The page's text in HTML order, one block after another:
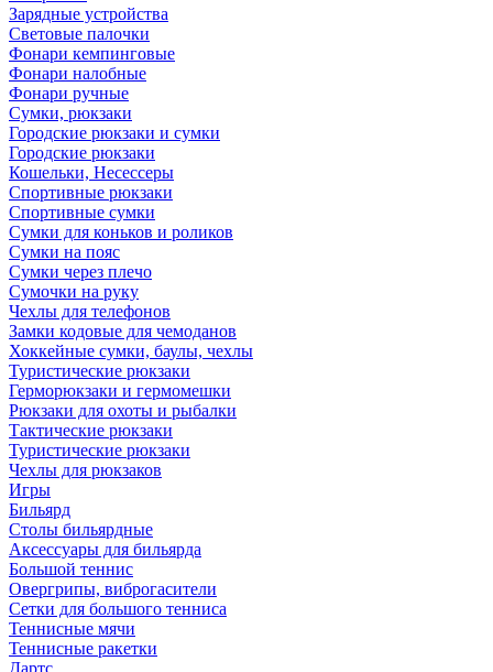
Зарядные устройства
Световые палочки
Фонари кемпинговые
Фонари налобные
Фонари ручные
Сумки, рюкзаки
Городские рюкзаки и сумки
Городские рюкзаки
Кошельки, Несессеры
Спортивные рюкзаки
Спортивные сумки
Сумки для коньков и роликов
Сумки на пояс
Сумки через плечо
Сумочки на руку
Чехлы для телефонов
Замки кодовые для чемоданов
Хоккейные сумки, баулы, чехлы
Туристические рюкзаки
Герморюкзаки и гермомешки
Рюкзаки для охоты и рыбалки
Тактические рюкзаки
Туристические рюкзаки
Чехлы для рюкзаков
Игры
Бильярд
Столы бильярдные
Аксессуары для бильярда
Большой теннис
Овергрипы, виброгасители
Сетки для большого тенниса
Теннисные мячи
Теннисные ракетки
Дартс